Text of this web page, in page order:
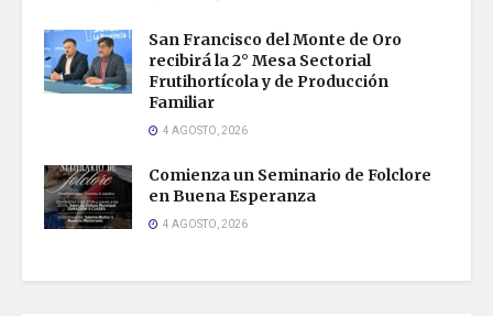
San Francisco del Monte de Oro
recibirá la 2° Mesa Sectorial
Frutihortícola y de Producción
Familiar
4 AGOSTO, 2026
Comienza un Seminario de Folclore
en Buena Esperanza
4 AGOSTO, 2026